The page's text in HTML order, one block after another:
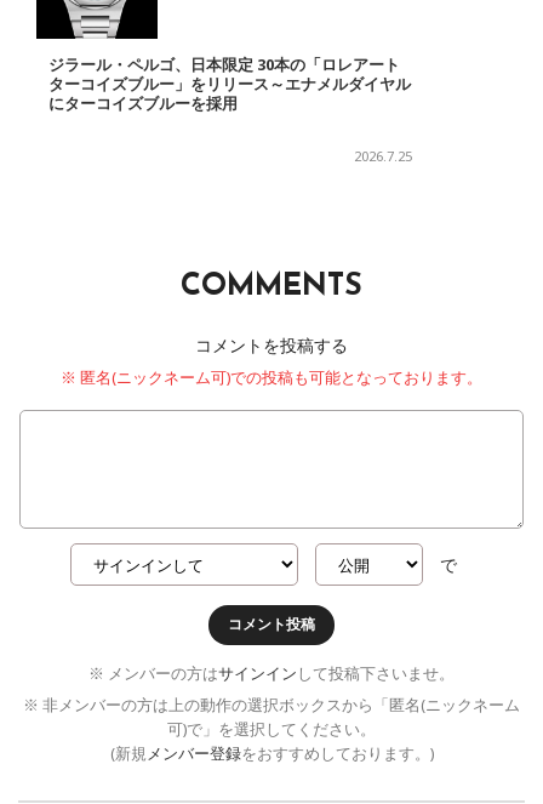
ジラール・ペルゴ、日本限定 30本の「ロレアート
ターコイズブルー」をリリース～エナメルダイヤル
にターコイズブルーを採用
2026.7.25
COMMENTS
コメントを投稿する
※ 匿名(ニックネーム可)での投稿も可能となっております。
で
コメント投稿
※ メンバーの方はサインイン して投稿下さいませ。
※ 非メンバーの方は上の動作の選択ボックスから「匿名(ニックネーム
可)で」を選択してください。
(新規メンバー登録をおすすめしております。)